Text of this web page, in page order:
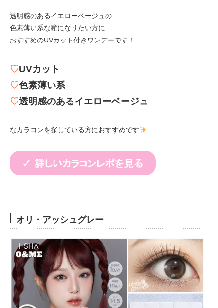
透明感のあるイエローベージュの
色素薄い系な瞳になりたい方に
おすすめのUVカット付きワンデーです！
♡UVカット
♡色素薄い系
♡透明感のあるイエローベージュ
なカラコンを探している方におすすめです
オリ・アッシュグレー